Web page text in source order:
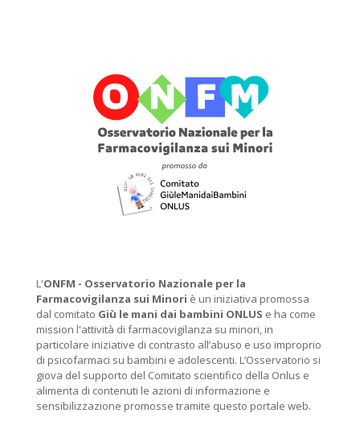
L'ONFM - Osservatorio Nazionale per la
Farmacovigilanza sui Minori è un iniziativa promossa
dal comitato Giù le mani dai bambini ONLUS e ha come
mission l'attività di farmacovigilanza su minori, in
particolare iniziative di contrasto all’abuso e uso improprio
di psicofarmaci su bambini e adolescenti. L’Osservatorio si
giova del supporto del Comitato scientifico della Onlus e
alimenta di contenuti le azioni di informazione e
sensibilizzazione promosse tramite questo portale web.